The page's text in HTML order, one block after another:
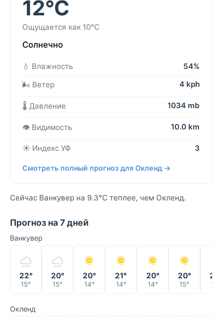
12°C
Ощущается как 10°C
Солнечно
💧 Влажность
54%
🌬️ Ветер
4 kph
🌡️ Давление 1034 mb
👁️ Видимость 10.0 km
☀️ Индекс УФ 3
Смотреть полный прогноз для Окленд →
Сейчас Ванкувер на 9.3°C теплее, чем Окленд.
Прогноз на 7 дней
Ванкувер
22°
15°
20°
15°
20°
14°
21°
14°
20°
14°
20°
15° 14°
Окленд